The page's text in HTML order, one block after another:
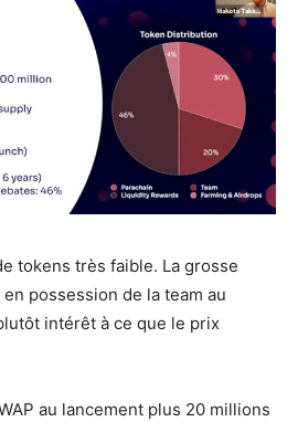
tokens très faible. La grosse
possession de la team au
intérêt à ce que le prix
au lancement plus 20 millions